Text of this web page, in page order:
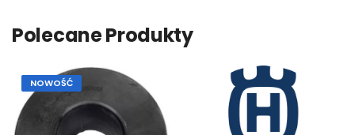
Polecane Produkty
NOWOŚĆ